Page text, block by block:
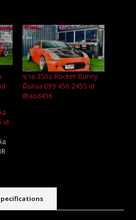
ขาย 350z Rocket Bunny
มือสอง 099 456 2455 id
@aod456
อ
id
อ